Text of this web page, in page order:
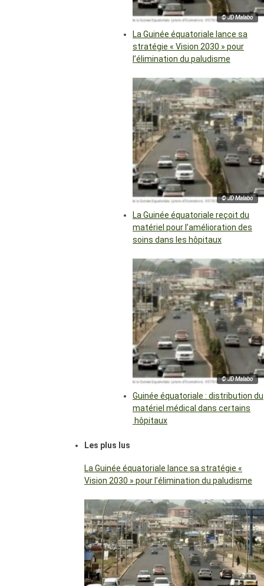
© JD Malabo
La Guinée équatoriale lance sa
stratégie « Vision 2030 » pour
l’élimination du paludisme
© JD Malabo
La Guinée équatoriale reçoit du
matériel pour l’amélioration des
soins dans les hôpitaux
© JD Malabo
Guinée équatoriale : distribution du
matériel médical dans certains
hôpitaux
Les plus lus
La Guinée équatoriale lance sa stratégie «
Vision 2030 » pour l’élimination du paludisme